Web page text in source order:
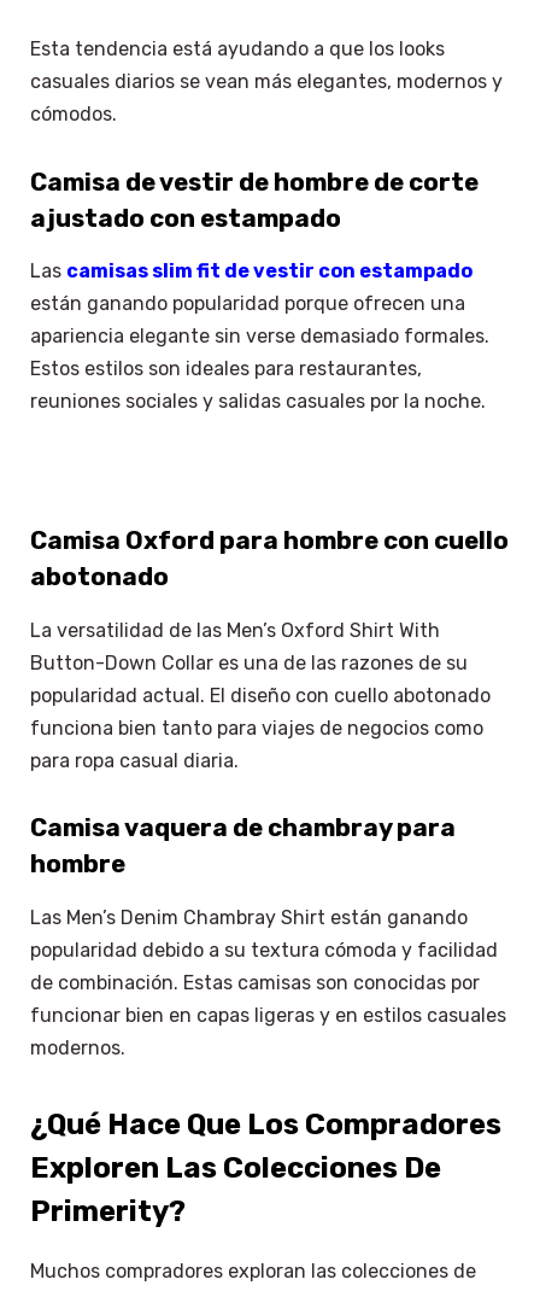
Esta tendencia está ayudando a que los looks
casuales diarios se vean más elegantes, modernos y
cómodos.
Camisa de vestir de hombre de corte
ajustado con estampado
Las camisas slim fit de vestir con estampado
están ganando popularidad porque ofrecen una
apariencia elegante sin verse demasiado formales.
Estos estilos son ideales para restaurantes,
reuniones sociales y salidas casuales por la noche.
Camisa Oxford para hombre con cuello
abotonado
La versatilidad de las Men’s Oxford Shirt With
Button-Down Collar es una de las razones de su
popularidad actual. El diseño con cuello abotonado
funciona bien tanto para viajes de negocios como
para ropa casual diaria.
Camisa vaquera de chambray para
hombre
Las Men’s Denim Chambray Shirt están ganando
popularidad debido a su textura cómoda y facilidad
de combinación. Estas camisas son conocidas por
funcionar bien en capas ligeras y en estilos casuales
modernos.
¿Qué Hace Que Los Compradores
Exploren Las Colecciones De
Primerity?
Muchos compradores exploran las colecciones de